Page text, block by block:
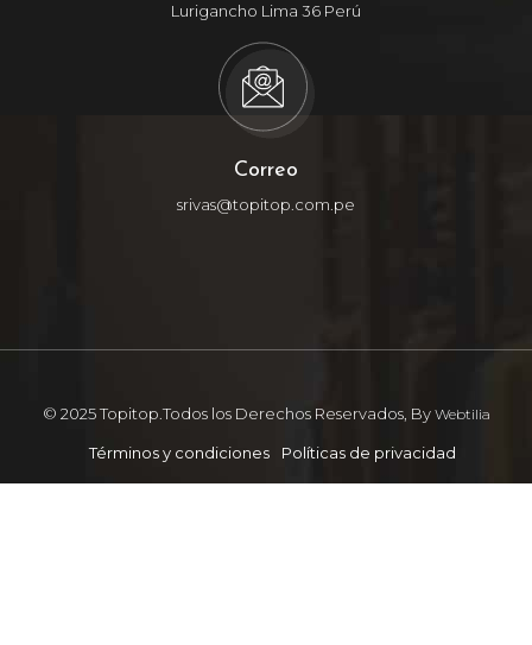
Lurigancho Lima 36 Perú
Correo
srivas@topitop.com.pe
© 2025 Topitop.Todos los Derechos Reservados, By Webtilia
Términos y condiciones Políticas de privacidad